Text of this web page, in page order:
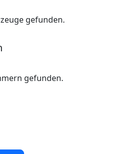
gefunden.
gefunden.